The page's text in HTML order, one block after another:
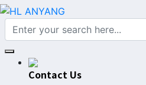
Contact Us